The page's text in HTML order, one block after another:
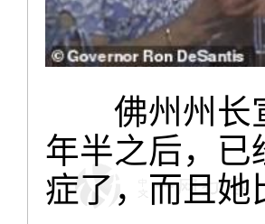
佛州州长宣
年半之后，已
症了，而且她